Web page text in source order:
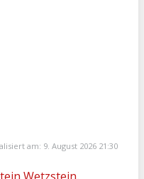
am: 9. August 2026 21:30